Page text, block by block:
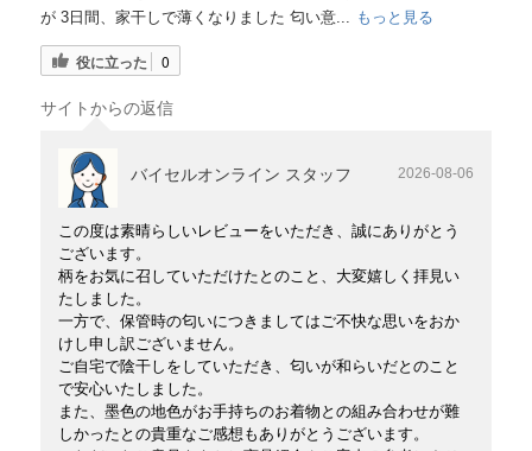
が 3日間、家干しで薄くなりました 匂い意...
もっと見る
役に立った 0
サイトからの返信
バイセルオンライン スタッフ 2026-08-06
この度は素晴らしいレビューをいただき、誠にありがとう
ございます。
柄をお気に召していただけたとのこと、大変嬉しく拝見い
たしました。
一方で、保管時の匂いにつきましてはご不快な思いをおか
けし申し訳ございません。
ご自宅で陰干しをしていただき、匂いが和らいだとのこと
で安心いたしました。
また、墨色の地色がお手持ちのお着物との組み合わせが難
しかったとの貴重なご感想もありがとうございます。